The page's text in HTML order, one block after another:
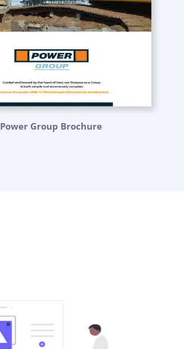
Power Group Brochure